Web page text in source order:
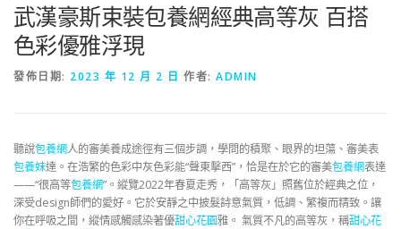
武漢豪斯束裝包養網經典高等灰 百搭
色彩優雅浮現
發佈日期: 2023 年 12 月 2 日 作者: ADMIN
聽說包養網人的審美養成途徑有三個步調，學問的積聚、眼界的坦蕩、審美表
包養妹達。在浩繁的色彩中灰色彩能“聲東擊西”，恰是在於它的審美包養網表達
——“很高等包養網”。縱覽2022年春夏走秀，「高等灰」照舊位於經典之位，
深受design師們的愛好。它於安靜之中披髮詩意氣質，低調、繁複而精致。讓
你在呼吸之間，縱情感觸感染著優甜心花園雅。 氣質不凡的高等灰，稱甜心花